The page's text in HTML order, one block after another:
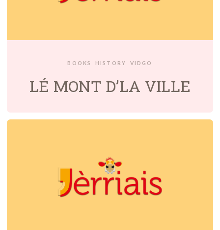
BOOKS HISTORY VIDGO
LÉ MONT D’LA VILLE